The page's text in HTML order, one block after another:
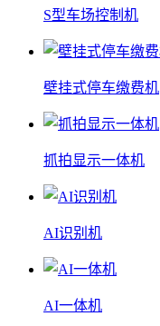
S型车场控制机
壁挂式停车缴费机
抓拍显示一体机
AI识别机
AI一体机